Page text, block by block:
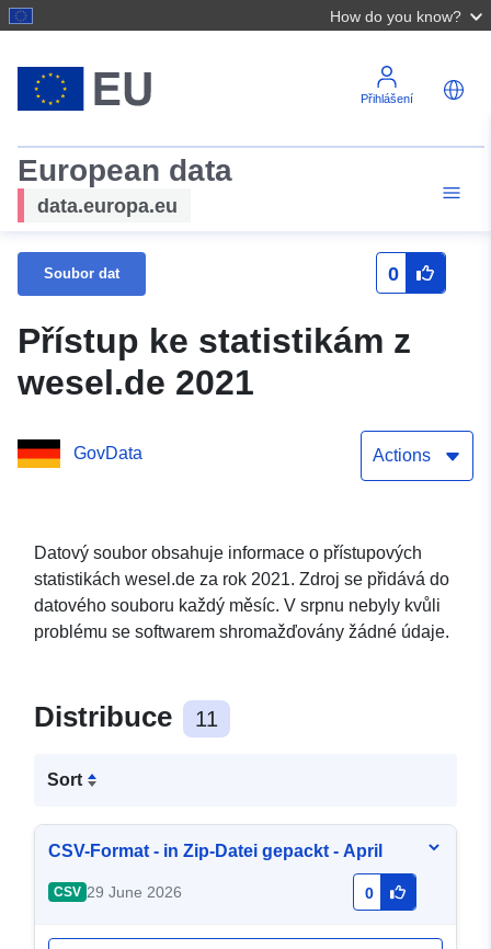
How do you know?
Přihlášení
European data
data.europa.eu
Soubor dat 0
Přístup ke statistikám z
wesel.de 2021
GovData Actions
Datový soubor obsahuje informace o přístupových
statistikách wesel.de za rok 2021. Zdroj se přidává do
datového souboru každý měsíc. V srpnu nebyly kvůli
problému se softwarem shromažďovány žádné údaje.
Distribuce 11
Sort
CSV-Format - in Zip-Datei gepackt - April
CSV 29 June 2026 0